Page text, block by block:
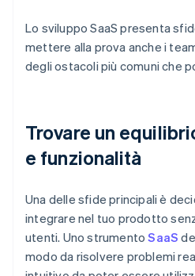
Lo sviluppo SaaS presenta
mettere alla prova anche i
degli ostacoli più comuni che
Trovare un
e funzionalità
Una delle sfide principali è
integrare nel tuo prodotto
utenti. Uno strumentoSaaS
modo da risolvere problemi